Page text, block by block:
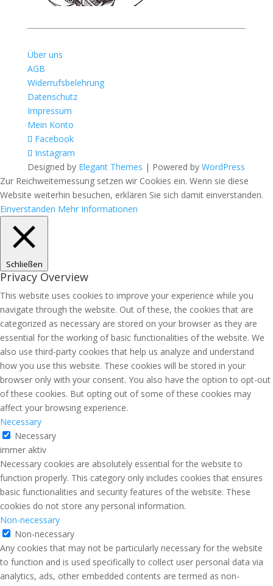
Über uns
AGB
Widerrufsbelehrung
Datenschutz
Impressum
Mein Konto
Facebook
Instagram
Designed by Elegant Themes | Powered by WordPress
Zur Reichweitemessung setzen wir Cookies ein. Wenn sie diese
Website weiterhin besuchen, erklären Sie sich damit einverstanden.
Einverstanden Mehr Informationen
Schließen
Privacy Overview
This website uses cookies to improve your experience while you
navigate through the website. Out of these, the cookies that are
categorized as necessary are stored on your browser as they are
essential for the working of basic functionalities of the website. We
also use third-party cookies that help us analyze and understand
how you use this website. These cookies will be stored in your
browser only with your consent. You also have the option to opt-out
of these cookies. But opting out of some of these cookies may
affect your browsing experience.
Necessary
Necessary
immer aktiv
Necessary cookies are absolutely essential for the website to
function properly. This category only includes cookies that ensures
basic functionalities and security features of the website. These
cookies do not store any personal information.
Non-necessary
Non-necessary
Any cookies that may not be particularly necessary for the website
to function and is used specifically to collect user personal data via
analytics, ads, other embedded contents are termed as non-